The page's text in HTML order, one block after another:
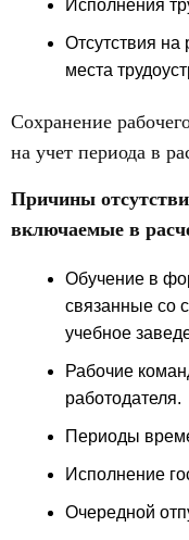
Исполнения
Отсутствия
места
Сохранение
на учет периода в
Причины
включаемые в
Обучение в
связанные со
учебное
Рабочие
работодателя.
Периоды
Исполнение
Очередной